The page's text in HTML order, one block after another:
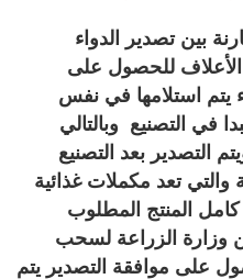
بين تصدير الدواء
الأعلاف للحصول على
يتم استلامها في نفس
في التصنيع وبالتالي
التصدير بعد التصنيع
والتي تعد مكملات غذائية
المنتج المطلوب
وزارة الزراعة لسحب
على موافقة التصدير يتم